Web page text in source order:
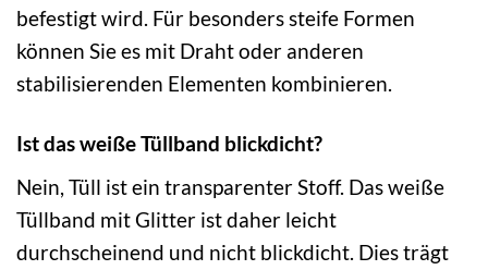
befestigt wird. Für besonders steife Formen
können Sie es mit Draht oder anderen
stabilisierenden Elementen kombinieren.
Ist das weiße Tüllband blickdicht?
Nein, Tüll ist ein transparenter Stoff. Das weiße
Tüllband mit Glitter ist daher leicht
durchscheinend und nicht blickdicht. Dies trägt